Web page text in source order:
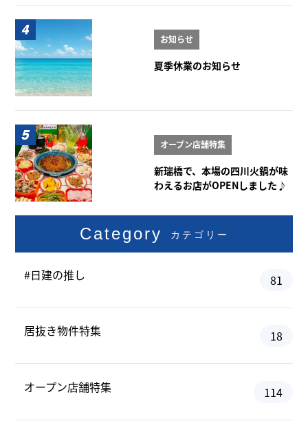
お知らせ
夏季休業のお知らせ
オープン店舗特集
新瑞橋で、本場の四川火鍋が味
わえるお店がOPENしました♪
Category カテゴリー
#日建の推し 81
居抜き物件特集 18
オープン店舗特集 114